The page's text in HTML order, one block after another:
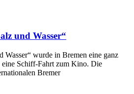
und Wasser“
Wasser“ wurde in Bremen eine ganz
eine Schiff-Fahrt zum Kino. Die
Bremer